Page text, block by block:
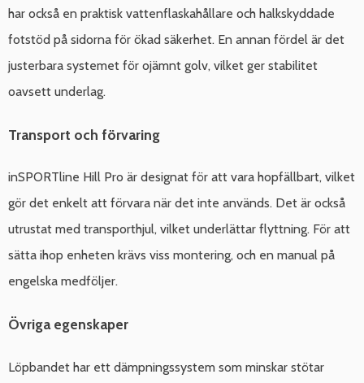
har också en praktisk vattenflaskahållare och halkskyddade
fotstöd på sidorna för ökad säkerhet. En annan fördel är det
justerbara systemet för ojämnt golv, vilket ger stabilitet
oavsett underlag.
Transport och förvaring
inSPORTline Hill Pro är designat för att vara hopfällbart, vilket
gör det enkelt att förvara när det inte används. Det är också
utrustat med transporthjul, vilket underlättar flyttning. För att
sätta ihop enheten krävs viss montering, och en manual på
engelska medföljer.
Övriga egenskaper
Löpbandet har ett dämpningssystem som minskar stötar